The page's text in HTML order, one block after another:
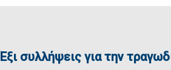
συλλήψεις για την